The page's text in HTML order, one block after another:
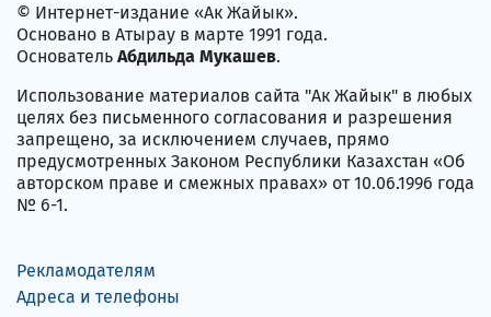
© Интернет-издание «Ак Жайык».
Основано в Атырау в марте 1991 года.
Основатель Абдильда Мукашев.
Использование материалов сайта "Ак Жайык" в любых
целях без письменного согласования и разрешения
запрещено, за исключением случаев, прямо
предусмотренных Законом Республики Казахстан «Об
авторском праве и смежных правах» от 10.06.1996 года
№ 6-1.
Рекламодателям
Адреса и телефоны